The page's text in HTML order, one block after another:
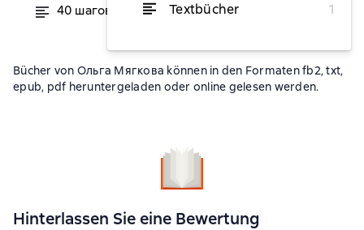
Textbücher
1
40 шагов к свободе von 2,13 €
Bücher von Ольга Мягкова können in den Formaten fb2, txt,
epub, pdf heruntergeladen oder online gelesen werden.
Hinterlassen Sie eine Bewertung